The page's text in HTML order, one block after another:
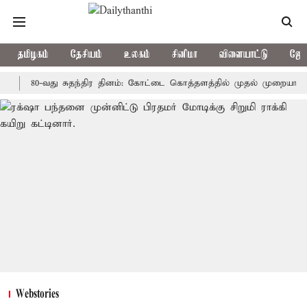
தமிழகம் தேசியம் உலகம் சினிமா விளையாட்டு
வது சுதந்திர தினம்: கோட்டை கொத்தளத்தில் முதல் முறையாக
Webstories